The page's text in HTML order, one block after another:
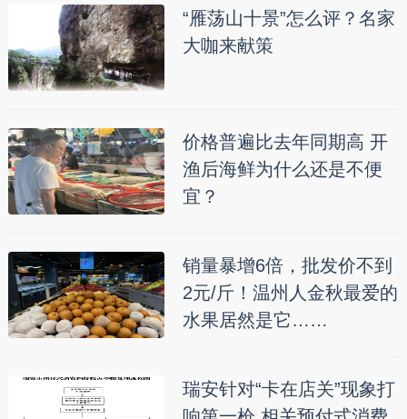
“雁荡山十景”怎么评？名家
大咖来献策
价格普遍比去年同期高 开
渔后海鲜为什么还是不便
宜？
销量暴增6倍，批发价不到
2元/斤！温州人金秋最爱的
水果居然是它……
瑞安针对“卡在店关”现象打